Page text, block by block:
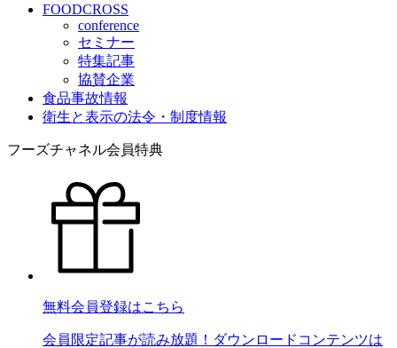
FOODCROSS
conference
セミナー
特集記事
協賛企業
食品事故情報
衛生と表示の法令・制度情報
フーズチャネル会員特典
無料会員登録はこちら
会員限定記事が読み放題！ダウンロードコンテンツは